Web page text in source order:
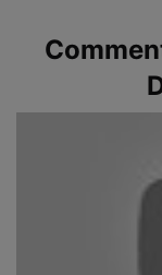
PDP Product How to Use